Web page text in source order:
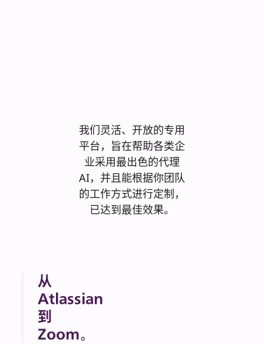
我们灵活、开放的专用
平台，旨在帮助各类企
业采用最出色的代理
AI，并且能根据你团队
的工作方式进行定制，
已达到最佳效果。
从
Atlassian
到
Zoom。